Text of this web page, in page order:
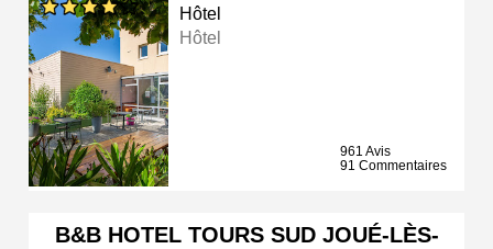
Hôtel
Hôtel
961 Avis
91 Commentaires
B&B HOTEL TOURS SUD JOUÉ-LÈS-